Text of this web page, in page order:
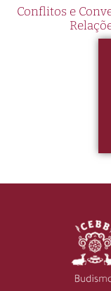
Conflitos e